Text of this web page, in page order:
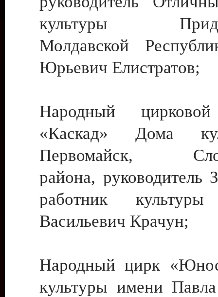
культуры
Молдавской
Юрьевич Елистратов;
Народный цирковой
«Каскад» Дома
Первомайск,
района, руководитель
работник культуры
Васильевич Крачун;
Народный цирк
культуры имени